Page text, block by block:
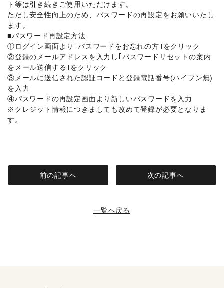
ト等は引き続きご使用いただけます。
ただし安全性向上のため、パスワードの再設定をお願いいたし
ます。
■パスワード再設定方法
①ログイン画面より｢パスワードをお忘れの方｣をクリック
②登録のメールアドレスを入力し｢パスワードリセットの案内
をメール送信する｣をクリック
③メールに送信された認証コードと登録電話番号(ハイフン無)
を入力
④パスワードの再設定画面より新しいパスワードを入力
※クレジット情報につきましても改めて登録が必要となりま
す。
前の記事へ
一覧へ戻る
次の記事へ